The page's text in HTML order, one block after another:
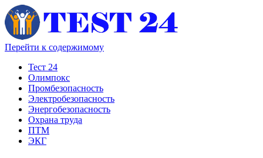
Перейти к содержимому
Тест 24
Олимпокс
Промбезопасность
Электробезопасность
Энергобезопасность
Охрана труда
ПТМ
ЭКГ